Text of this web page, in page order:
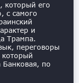
который его
с самого
и
Трампа.
переговоры
по